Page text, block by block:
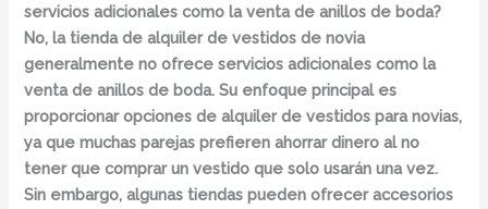
servicios adicionales como la venta de anillos de boda?
No, la tienda de alquiler de vestidos de novia
generalmente no ofrece servicios adicionales como la
venta de anillos de boda. Su enfoque principal es
proporcionar opciones de alquiler de vestidos para novias,
ya que muchas parejas prefieren ahorrar dinero al no
tener que comprar un vestido que solo usarán una vez.
Sin embargo, algunas tiendas pueden ofrecer accesorios